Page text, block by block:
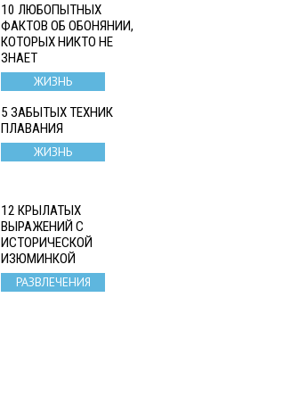
10 ЛЮБОПЫТНЫХ
ФАКТОВ ОБ ОБОНЯНИИ,
КОТОРЫХ НИКТО НЕ
ЗНАЕТ
ЖИЗНЬ
5 ЗАБЫТЫХ ТЕХНИК
ПЛАВАНИЯ
ЖИЗНЬ
12 КРЫЛАТЫХ
ВЫРАЖЕНИЙ С
ИСТОРИЧЕСКОЙ
ИЗЮМИНКОЙ
РАЗВЛЕЧЕНИЯ